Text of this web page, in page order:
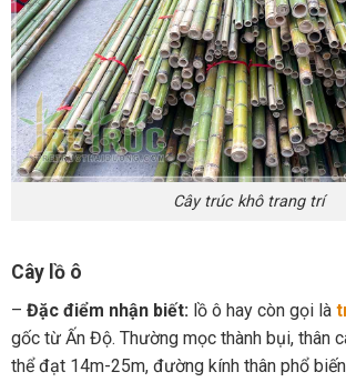
Cây trúc khô trang trí
Cây lồ ô
– Đặc điểm nhận biết: lồ ô hay còn gọi là
gốc từ Ấn Độ. Thường mọc thành bụi, thân
thể đạt 14m-25m, đường kính thân phổ